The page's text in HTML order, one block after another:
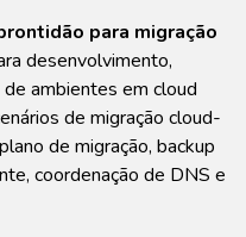
para migração
desenvolvimento,
ambientes em cloud
de migração cloud-
de migração, backup
coordenação de DNS e